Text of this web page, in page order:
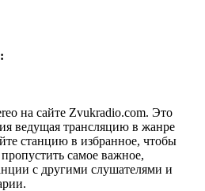
на сайте Zvukradio.com. Это
ведущая трансляцию в жанре
станцию в избранное, чтобы
самое важное,
с другими слушателями и